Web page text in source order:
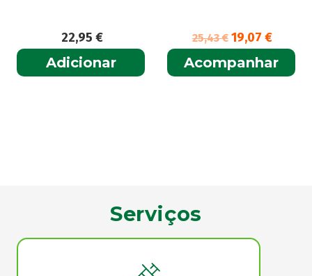
22,95€
Adicionar
25,43€ 19,07 €
Acompanhar
Serviços